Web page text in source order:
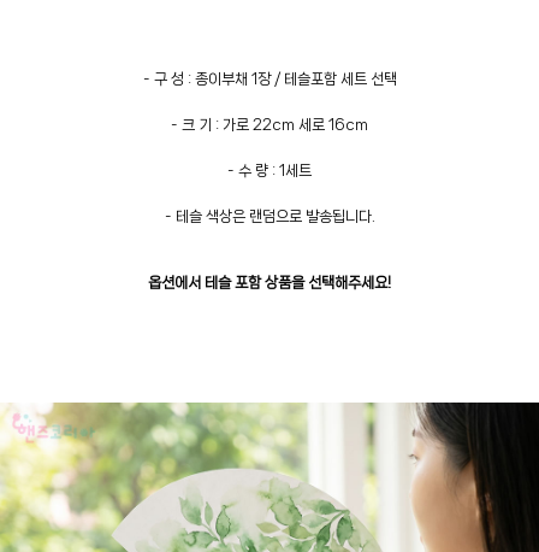
- 구 성 : 종이부채 1장 / 테슬포함 세트 선택
- 크 기 : 가로 22cm 세로 16cm
- 수 량 : 1세트
- 테슬 색상은 랜덤으로 발송됩니다.
옵션에서 테슬 포함 상품을 선택해주세요!